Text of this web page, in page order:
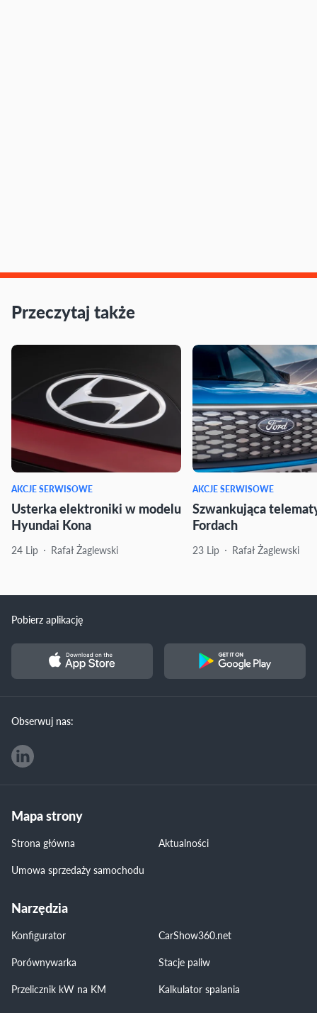
Przeczytaj także
AKCJE SERWISOWE
Usterka elektroniki w modelu
Hyundai Kona
24 Lip Rafał Żaglewski
AKCJE SERWISOWE
Szwankująca
Fordach
23 Lip Rafał Żaglewski
Pobierz aplikację
Obserwuj nas:
Mapa strony
Strona główna
Aktualności
Umowa sprzedaży samochodu
Narzędzia
Konfigurator
CarShow360.net
Porównywarka
Stacje paliw
Przelicznik kW na KM
Kalkulator spalania